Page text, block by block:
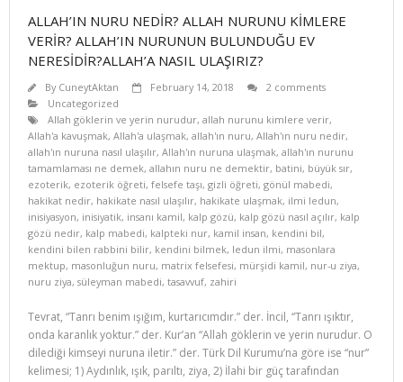
ALLAH’IN NURU NEDİR? ALLAH NURUNU KİMLERE
VERİR? ALLAH’IN NURUNUN BULUNDUĞU EV
NERESİDİR?ALLAH’A NASIL ULAŞIRIZ?
By CuneytAktan February 14, 2018
2 comments
Uncategorized
Allah göklerin ve yerin nurudur, allah nurunu kimlere verir,
Allah'a kavuşmak, Allah'a ulaşmak, allah'ın nuru, Allah'ın nuru nedir,
allah'ın nuruna nasıl ulaşılır, Allah'ın nuruna ulaşmak, allah'ın nurunu
tamamlaması ne demek, allahın nuru ne demektir, batini, büyük sır,
ezoterik, ezoterik öğreti, felsefe taşı, gizli öğreti, gönül mabedi,
hakikat nedir, hakikate nasıl ulaşılır, hakikate ulaşmak, ilmi ledun,
inisiyasyon, inisiyatik, insanı kamil, kalp gözü, kalp gözü nasıl açılır, kalp
gözü nedir, kalp mabedi, kalpteki nur, kamil insan, kendini bil,
kendini bilen rabbini bilir, kendini bilmek, ledun ilmi, masonlara
mektup, masonluğun nuru, matrix felsefesi, mürşidi kamil, nur-u ziya,
nuru ziya, süleyman mabedi, tasavvuf, zahiri
Tevrat, “Tanrı benim ışığım, kurtarıcımdır.” der. İncil, “Tanrı ışıktır,
onda karanlık yoktur.” der. Kur’an “Allah göklerin ve yerin nurudur. O
dilediği kimseyi nuruna iletir.” der. Türk Dil Kurumu’na göre ise “nur”
kelimesi; 1) Aydınlık, ışık, parıltı, ziya, 2) İlahi bir güç tarafından